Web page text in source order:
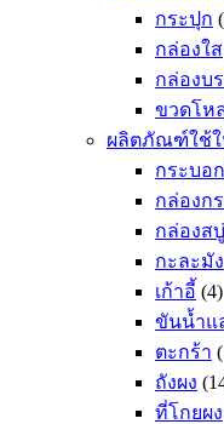
กระปุก
กล่องใส
กล่องบ
ขวดโห
ผลิตภัณฑ์ใช้
กระบอ
กล่องก
กล่องสบู่
กะละมัง
เก้าอี้ (4)
ขันน้ำแ
ตะกร้า
ถังผง
ที่โกยผง